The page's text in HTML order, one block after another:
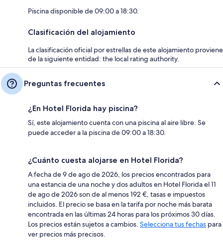
Piscina disponible de 09:00 a 18:30.
Clasificación del alojamiento
La clasificación oficial por estrellas de este alojamiento proviene
de la siguiente entidad: the local rating authority.
Preguntas frecuentes
¿En Hotel Florida hay piscina?
Sí, este alojamiento cuenta con una piscina al aire libre. Se
puede acceder a la piscina de 09:00 a 18:30.
¿Cuánto cuesta alojarse en Hotel Florida?
A fecha de 9 de ago de 2026, los precios encontrados para
una estancia de una noche y dos adultos en Hotel Florida el 11
de ago de 2026 son de al menos 192 €, tasas e impuestos
incluidos. El precio se basa en la tarifa por noche más barata
encontrada en las últimas 24 horas para los próximos 30 días.
Los precios están sujetos a cambios. Selecciona tus fechas para
ver precios más precisos.